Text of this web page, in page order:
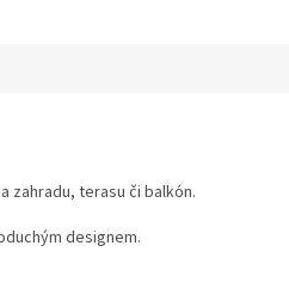
zahradu, terasu či balkón.
designem.